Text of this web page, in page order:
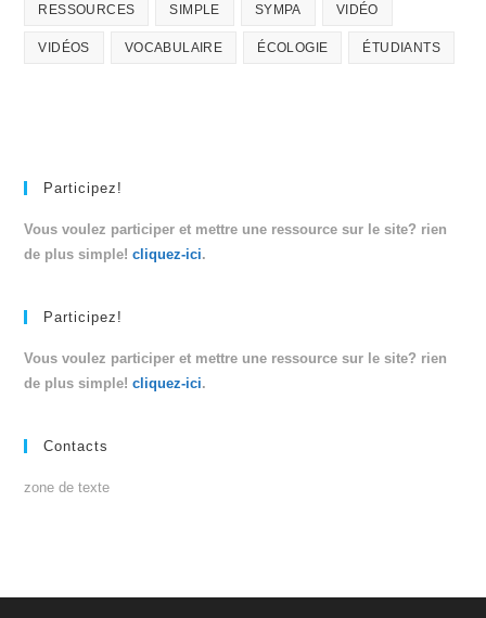
RESSOURCES SIMPLE SYMPA VIDÉO
VIDÉOS VOCABULAIRE ÉCOLOGIE ÉTUDIANTS
Participez!
Vous voulez participer et mettre une ressource sur le site? rien
de plus simple!cliquez-ici.
Participez!
Vous voulez participer et mettre une ressource sur le site? rien
de plus simple!cliquez-ici.
Contacts
zone de texte